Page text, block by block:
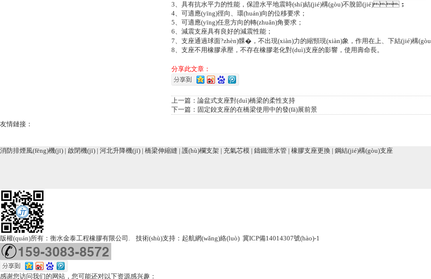
3、具有抗水平力的性能，保證水平地震時(shí)結(jié)構(gòu)不脫節(jié)；
4、可適應(yīng)徑向、環(huán)向的位移要求；
5、可適應(yīng)任意方向的轉(zhuǎn)角要求；
6、減震支座具有良好的減震性能；
7、支座通過球面?zhèn)髁�，不出現(xiàn)力的縮頸現(xiàn)象，作用在上、下結(jié)構
8、支座不用橡膠承壓，不存在橡膠老化對(duì)支座的影響，使用壽命長。
分享此文章：
上一篇： 論盆式支座對(duì)橋梁的柔性支持
下一篇： 固定鉸支座的在橋梁使用中的發(fā)展前景
友情鏈接：
消防排煙風(fēng)機(jī) | 啟閉機(jī) | 河北升降機(jī) | 橋梁伸縮縫 | 護(hù)欄支架 | 充氣芯模 | 鑄鐵泄水管 | 橡膠支座更換 | 鋼結(jié)構(gòu)支座
版權(quán)所有：衡水金泰工程橡膠有限公司. 技術(shù)支持： 起航網(wǎng)絡(luò) 冀ICP備14014307號(hào)-1
感谢您访问我们的网站，您可能还对以下资源感兴趣：